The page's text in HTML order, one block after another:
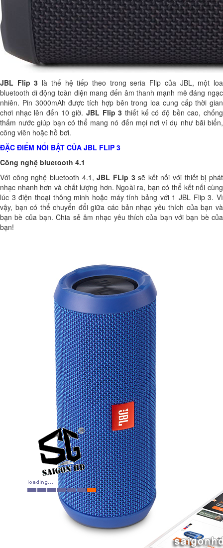
JBL Flip 3 là thế hệ tiếp theo trong seria Flip của JBL, một loa
bluetooth di động toàn diện mang đến âm thanh mạnh mẽ đáng ngạc
nhiên. Pin 3000mAh được tích hợp bên trong loa cung cấp thời gian
chơi nhạc lên đến 10 giờ. JBL Flip 3 thiết kế có độ bền cao, chống
thấm nước giúp bạn có thể mang nó đến mọi nơi ví dụ như bãi biển,
công viên hoặc hồ bơi.
ĐẶC ĐIỂM NỔI BẬT CỦA JBL FLIP 3
Công nghệ bluetooth 4.1
Với công nghệ bluetooth 4.1,JBL FLip 3sẽ kết nối với thiết bị phát
nhạc nhanh hơn và chất lượng hơn. Ngoài ra, bạn có thể kết nối cùng
lúc 3 điện thoại thông minh hoặc máy tính bảng với 1 JBL Flip 3. Vì
vậy, bạn có thể chuyển đổi giữa các bản nhạc yêu thích của bạn và
bạn bè của bạn. Chia sẻ âm nhạc yêu thích của bạn với bạn bè của
bạn!